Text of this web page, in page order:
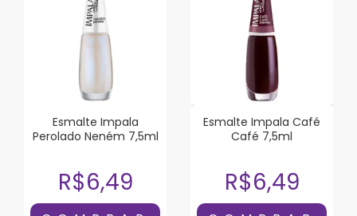
Esmalte Impala
Perolado Neném 7,5ml
R$6,49
Esmalte Impala Café
Café 7,5ml
R$6,49